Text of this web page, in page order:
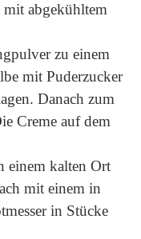
mit abgekühltem
zu einem
mit Puderzucker
Danach zum
Creme auf dem
einem kalten Ort
mit einem in
in Stücke